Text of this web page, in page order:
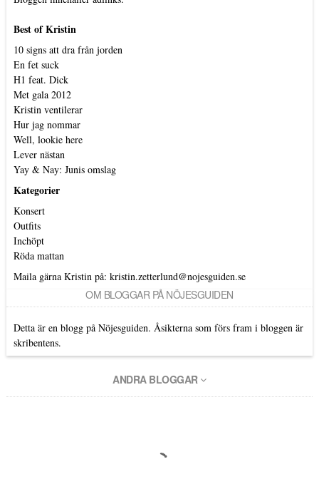
Best of Kristin
10 signs att dra från jorden
En fet suck
H1 feat. Dick
Met gala 2012
Kristin ventilerar
Hur jag nommar
Well, lookie here
Lever nästan
Yay & Nay: Junis omslag
Kategorier
Konsert
Outfits
Inchöpt
Röda mattan
Maila gärna Kristin på: kristin.zetterlund@nojesguiden.se
OM BLOGGAR PÅ NÖJESGUIDEN
Detta är en blogg på Nöjesguiden. Åsikterna som förs fram i bloggen är
skribentens.
ANDRA BLOGGAR